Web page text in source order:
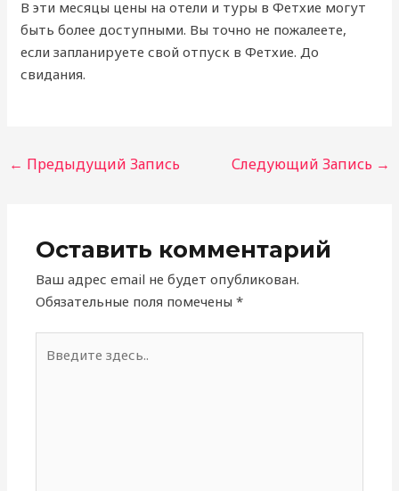
В эти месяцы цены на отели и туры в Фетхие могут
быть более доступными. Вы точно не пожалеете,
если запланируете свой отпуск в Фетхие. До
свидания.
Навигация
← Предыдущий Запись Следующий Запись →
Оставить комментарий
Ваш адрес email не будет опубликован.
Обязательные поля помечены*
здесь..